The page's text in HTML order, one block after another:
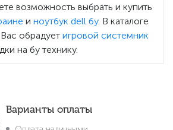
возможность выбрать и купить
и ноутбук dell бу. В каталоге
обрадует игровой системник
на бу технику.
Варианты оплаты